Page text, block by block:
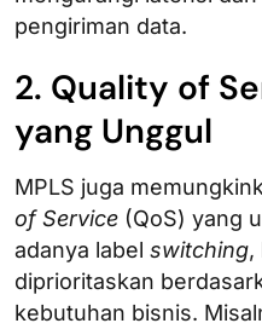
pengiriman data.
2. Quality of
yang Unggul
MPLS juga
of Service (QoS) yang
adanya label switching,
diprioritaskan
kebutuhan bisnis.